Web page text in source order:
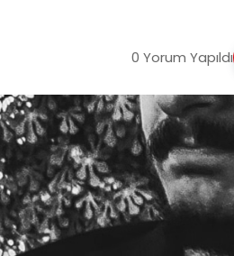
0 Yorum Yapıldı